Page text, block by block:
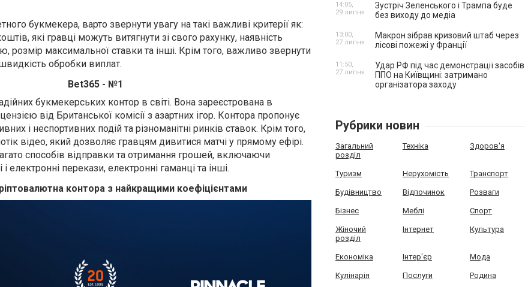
букмекера, варто звернути увагу на такі важливі критерії як:
які гравці можуть витягнути зі свого рахунку, наявність
розмір максимальної ставки та інші. Крім того, важливо звернути
обробки виплат.
Bet365 - №1
букмекерських контор в світі. Вона зареєстрована в
від Британської комісії з азартних ігор. Контора пропонує
і неспортивних подій та різноманітні ринків ставок. Крім того,
відео, який дозволяє гравцям дивитися матчі у прямому ефірі.
способів відправки та отримання грошей, включаючи
і електронні перекази, електронні гаманці та інші.
контора з найкращими коефіцієнтами
Зустріч Зеленського і Трампа буде
без виходу до медіа
14:05,
29 липня
Макрон зібрав кризовий штаб через
лісові пожежі у Франції
13:00,
27 липня
Удар РФ під час демонстрації засобів
ППО на Київщині: затримано
організатора заходу
11:50,
27 липня
Рубрики новин
Загальний
розділ
Техніка Здоров'я
Туризм Нерухомість Транспорт
Будівництво Відпочинок Розваги
Бізнес Меблі Спорт
Жіночий
розділ
Інтернет Культура
Економіка Інтер'єр Мода
Кулінарія Послуги Родина